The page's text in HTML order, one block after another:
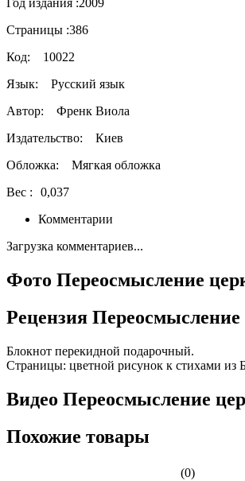
Год издания :2009
Страницы :386
Код: 10022
Язык: Русский язык
Автор:
Френк Виола
Издательство:
Киев
Обложка: Мягкая обложка
Вес :
0,037
Комментарии
Загрузка комментариев...
Фото Переосмысление
Рецензия Переосмысление
Блокнот перекидной подарочный.
Страницы: цветной рисунок к стихами из
Видео Переосмысление
Похожие товары
(0)